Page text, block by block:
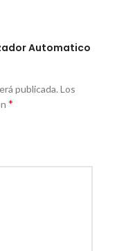
Automatico
publicada. Los
*